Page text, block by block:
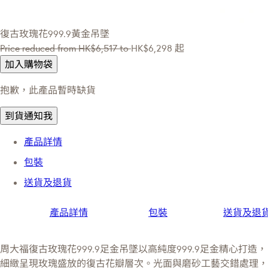
復古玫瑰花999.9黃金吊墜
Price reduced fromHK$6,517 toHK$6,298 起
加入購物袋
抱歉，此產品暫時缺貨
到貨通知我
產品詳情
包裝
送貨及退貨
產品詳情 包裝 送貨及退
周大福復古玫瑰花999.9足金吊墜以高純度999.9足金精心打造，
細緻呈現玫瑰盛放的復古花瓣層次。光面與磨砂工藝交錯處理，